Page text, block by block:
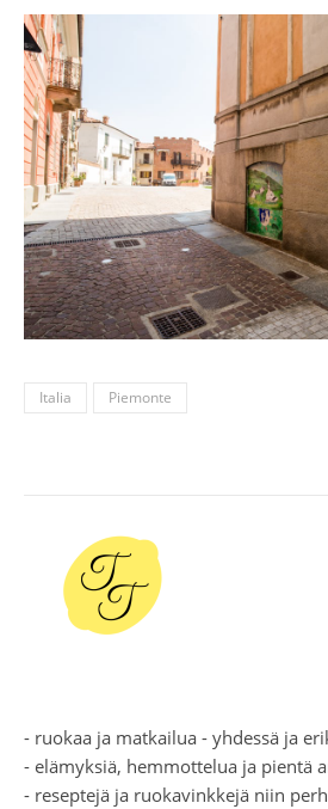
Italia Piemonte
- ruokaa ja matkailua - yhdessä ja
- elämyksiä, hemmottelua ja pientä
- reseptejä ja ruokavinkkejä niin